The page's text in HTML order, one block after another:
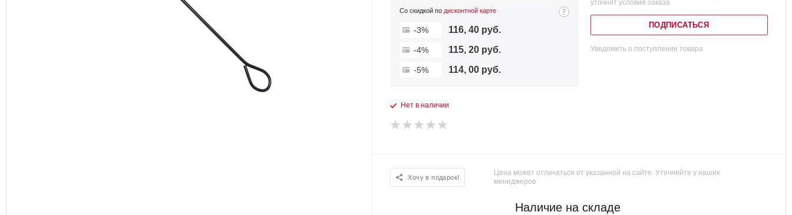
Со скидкой подисконтной карте
-3% 116, 40 руб.
-4% 115, 20 руб.
-5% 114, 00 руб.
Нет в наличии
уточнят условия заказа
ПОДПИСАТЬСЯ
Уведомить о поступлении товара
Хочу в подарок!
Цена может отличаться от указанной на сайте. Уточняйте у наших
менеджеров
Наличие на складе